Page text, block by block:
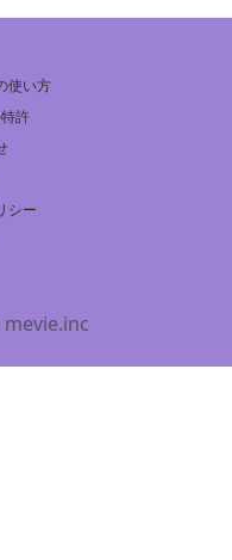
使い方
許
シー